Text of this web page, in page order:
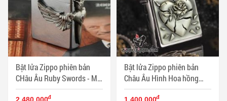
Bật lửa Zippo phiên bản
CHâu Âu Ruby ​​Swords - Mã
SP: ZPC0893
2.480.000đ
Bật lửa Zippo phiên bản
Châu Âu Hình Hoa hồng
đâm vỡ trái tim - Mã SP:
1.400.000đ